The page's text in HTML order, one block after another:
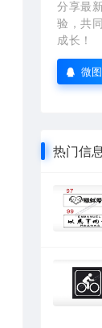
分享最
验，共
成长！
微
热门信